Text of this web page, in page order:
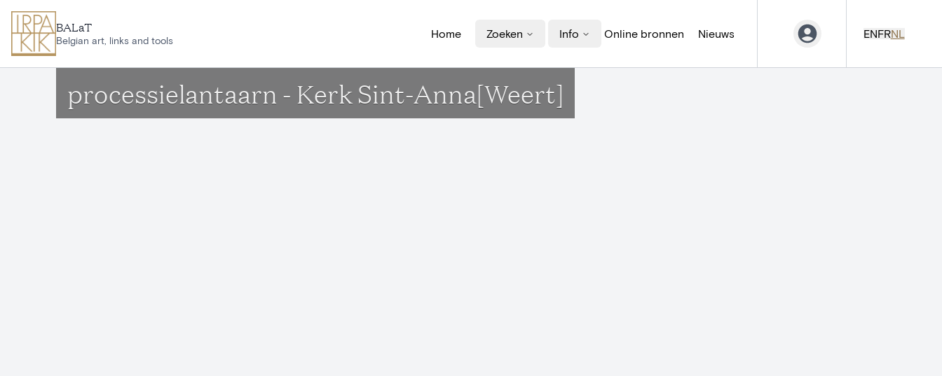
BALaT
Belgian art, links and tools
Home Zoeken Info Online bronnen Nieuws ENFRNL
processielantaarn - Kerk Sint-Anna[Weert]